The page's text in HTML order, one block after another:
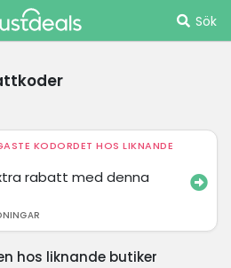
Sök
KODORDET HOS LIKNANDE
rabatt med denna
hos liknande butiker